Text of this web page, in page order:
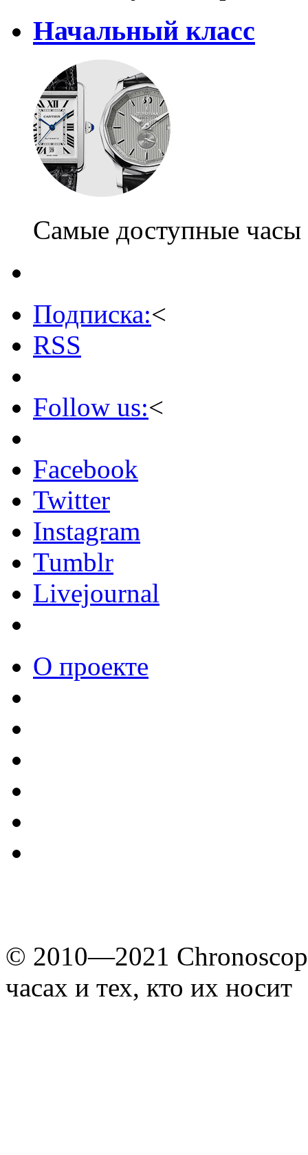
Начальный класс
Самые доступные часы
Подписка:<
RSS
Follow us:<
Facebook
Twitter
Instagram
Tumblr
Livejournal
О проекте
© 2010—2021
часах и тех, кто их носит